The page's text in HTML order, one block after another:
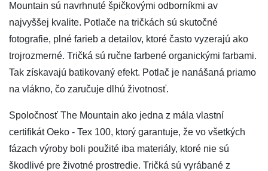
Mountain sú navrhnuté špičkovými odborníkmi av
najvyššej kvalite. Potlače na tričkách sú skutočné
fotografie, plné farieb a detailov, ktoré často vyzerajú ako
trojrozmerné. Tričká sú ručne farbené organickými farbami.
Tak získavajú batikovaný efekt. Potlač je nanášaná priamo
na vlákno, čo zaručuje dlhú životnosť.
Spoločnosť The Mountain ako jedna z mála vlastní
certifikát Oeko - Tex 100, ktorý garantuje, že vo všetkých
fázach výroby boli použité iba materiály, ktoré nie sú
škodlivé pre životné prostredie. Tričká sú vyrábané z